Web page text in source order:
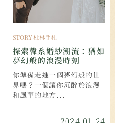
STORY 杜林手札
探索韓系婚紗潮流：猶如
夢幻般的浪漫時刻
你準備走進一個夢幻般的世
界嗎？一個讓你沉醉於浪漫
和風華的地方...